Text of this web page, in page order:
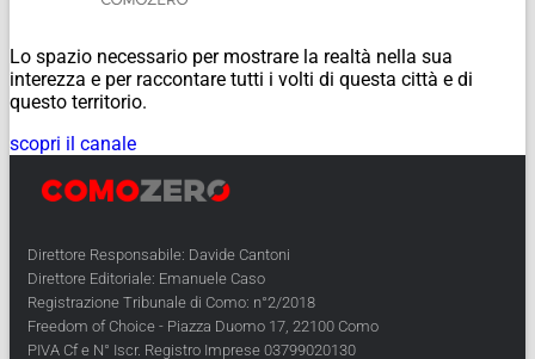
Lo spazio necessario per mostrare la realtà nella sua
interezza e per raccontare tutti i volti di questa città e di
questo territorio.
scopri il canale
Direttore Responsabile: Davide Cantoni
Direttore Editoriale: Emanuele Caso
Registrazione Tribunale di Como: n°2/2018
Freedom of Choice - Piazza Duomo 17, 22100 Como
PIVA Cf e N° Iscr. Registro Imprese 03799020130